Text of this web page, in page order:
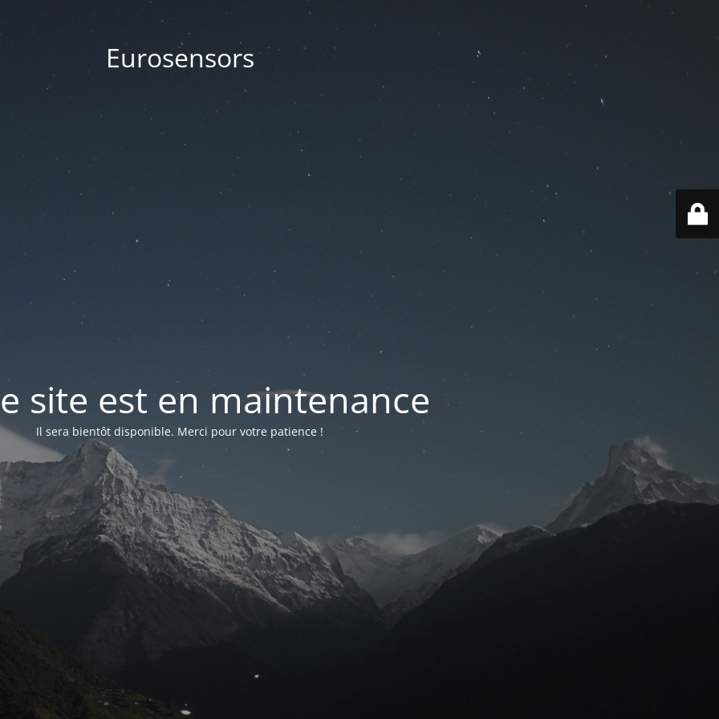
Eurosensors
site est en maintenance
Il sera bientôt disponible. Merci pour votre patience !